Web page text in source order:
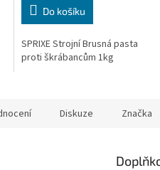
Do košíku
SPRIXE Strojní Brusná pasta
proti škrábancům 1kg
Diskuze Značka